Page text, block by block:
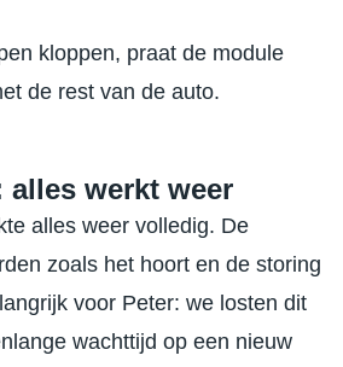
kloppen, praat de module
de rest van de auto.
alles werkt weer
alles weer volledig. De
zoals het hoort en de storing
voor Peter: we losten dit
wachttijd op een nieuw